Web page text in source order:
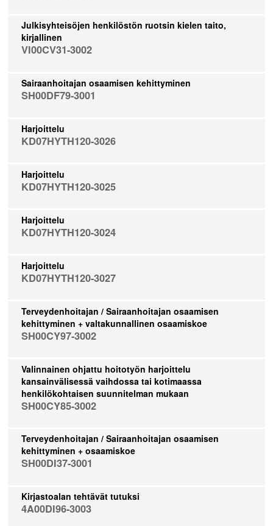
Julkisyhteisöjen henkilöstön ruotsin kielen taito,
kirjallinen
VI00CV31-3002
Sairaanhoitajan osaamisen kehittyminen
SH00DF79-3001
Harjoittelu
KD07HYTH120-3026
Harjoittelu
KD07HYTH120-3025
Harjoittelu
KD07HYTH120-3024
Harjoittelu
KD07HYTH120-3027
Terveydenhoitajan / Sairaanhoitajan osaamisen
kehittyminen + valtakunnallinen osaamiskoe
SH00CY97-3002
Valinnainen ohjattu hoitotyön harjoittelu
kansainvälisessä vaihdossa tai kotimaassa
henkilökohtaisen suunnitelman mukaan
SH00CY85-3002
Terveydenhoitajan / Sairaanhoitajan osaamisen
kehittyminen + osaamiskoe
SH00DI37-3001
Kirjastoalan tehtävät tutuksi
4A00DI96-3003